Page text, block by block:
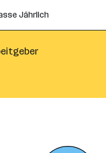
Jährlich